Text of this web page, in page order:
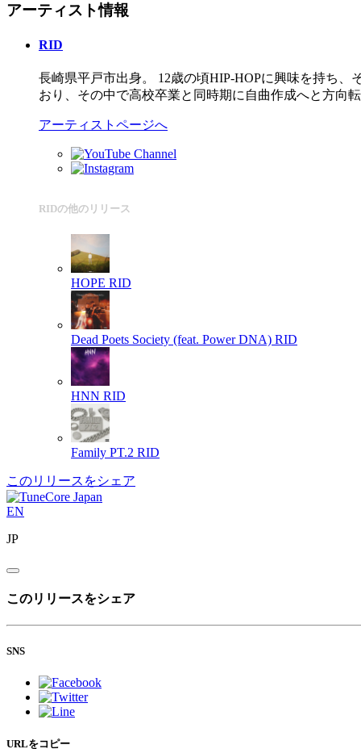
アーティスト情報
RID
長崎県平戸市出身。 12歳の頃HIP-HOPに興味を持ち
おり、その中で高校卒業と同時期に自曲作成へと方向
アーティストページへ
RIDの他のリリース
HOPE RID
Dead Poets Society (feat. Power DNA) RID
HNN RID
Family PT.2 RID
このリリースをシェア
EN
JP
このリリースをシェア
SNS
URLをコピー